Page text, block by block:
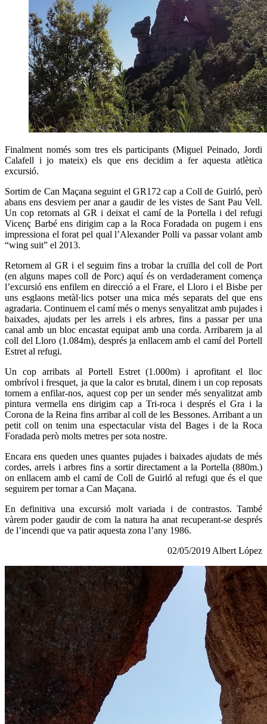
Finalment només som tres els participants (Miguel Peinado, Jordi
Calafell i jo mateix) els que ens decidim a fer aquesta atlètica
excursió.
Sortim de Can Maçana seguint el GR172 cap a Coll de Guirló, però
abans ens desviem per anar a gaudir de les vistes de Sant Pau Vell.
Un cop retornats al GR i deixat el camí de la Portella i del refugi
Vicenç Barbé ens dirigim cap a la Roca Foradada on pugem i ens
impressiona el forat pel qual l’Alexander Polli va passar volant amb
“wing suit” el 2013.
Retornem al GR i el seguim fins a trobar la cruïlla del coll de Port
(en alguns mapes coll de Porc) aquí és on verdaderament comença
l’excursió ens enfilem en direcció a el Frare, el Lloro i el Bisbe per
uns esglaons metàl·lics potser una mica més separats del que ens
agradaria. Continuem el camí més o menys senyalitzat amb pujades i
baixades, ajudats per les arrels i els arbres, fins a passar per una
canal amb un bloc encastat equipat amb una corda. Arribarem ja al
coll del Lloro (1.084m), després ja enllacem amb el camí del Portell
Estret al refugi.
Un cop arribats al Portell Estret (1.000m) i aprofitant el lloc
ombrívol i fresquet, ja que la calor es brutal, dinem i un cop reposats
tornem a enfilar-nos, aquest cop per un sender més senyalitzat amb
pintura vermella ens dirigim cap a Tri-roca i després el Gra i la
Corona de la Reina fins arribar al coll de les Bessones. Arribant a un
petit coll on tenim una espectacular vista del Bages i de la Roca
Foradada però molts metres per sota nostre.
Encara ens queden unes quantes pujades i baixades ajudats de més
cordes, arrels i arbres fins a sortir directament a la Portella (880m.)
on enllacem amb el camí de Coll de Guirló al refugi que és el que
seguirem per tornar a Can Maçana.
En definitiva una excursió molt variada i de contrastos. També
vàrem poder gaudir de com la natura ha anat recuperant-se després
de l’incendi que va patir aquesta zona l’any 1986.
02/05/2019 Albert López